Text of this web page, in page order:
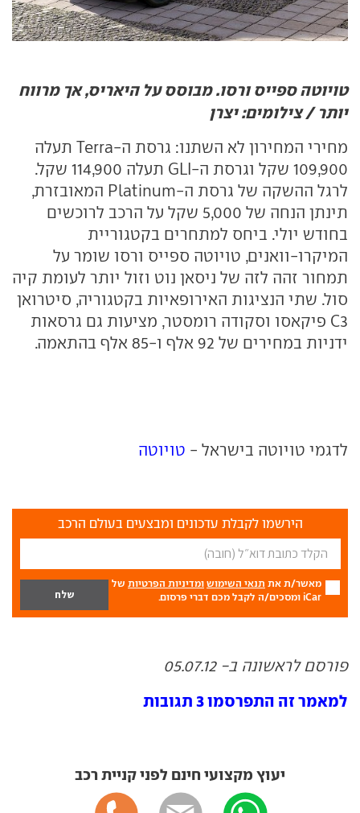
טויוטה ספייס ורסו. מבוסס על היאריס, אך מרווח
יותר / צילומים: יצרן
מחירי המחירון לא השתנו: גרסת ה-Terra תעלה
109,900 שקל וגרסת ה-
GLI
תעלה 114,900 שקל.
לרגל ההשקה של גרסת ה-Platinum המאובזרת,
תינתן הנחה של 5,000 שקל על הרכב לרוכשים
בחודש יולי. ביחס למתחרים בקטגוריית
המיקרו-וואנים, טויוטה ספייס ורסו שומר על
תמחור זהה לזה של ניסאן נוט וזול יותר לעומת קיה
סול. שתי הנציגות האירופאיות בקטגוריה, סיטרואן
C3 פיקאסו וסקודה רומסטר, מציעות גם גרסאות
ידניות במחירים של 92 אלף ו-85 אלף בהתאמה.
לדגמי טויוטה בישראל - טויוטה
הירשמו לקבלת עדכונים ומבצעים בעולם הרכב
מאשר/ת את תנאי השימוש ומדיניות הפרטיות של
iCar ומסכים/ה לקבל מכם דברי פרסום.
פורסם לראשונה ב- 05.07.12
למאמר זה התפרסמו 3 תגובות
יעוץ מקצועי חינם לפני קניית רכב